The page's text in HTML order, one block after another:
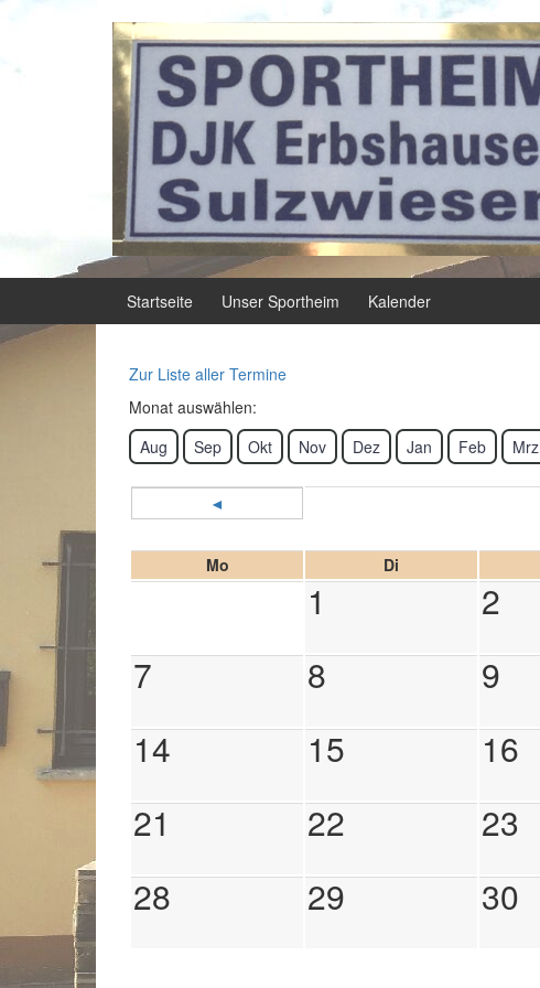
Startseite Unser Sportheim Kalender
Zur Liste aller Termine
Monat auswählen:
Aug
Sep Okt Nov Dez Jan Feb Mrz
◄
Mo Di
1 2
7
8 9
14
15 16
21
22 23
28
29 30